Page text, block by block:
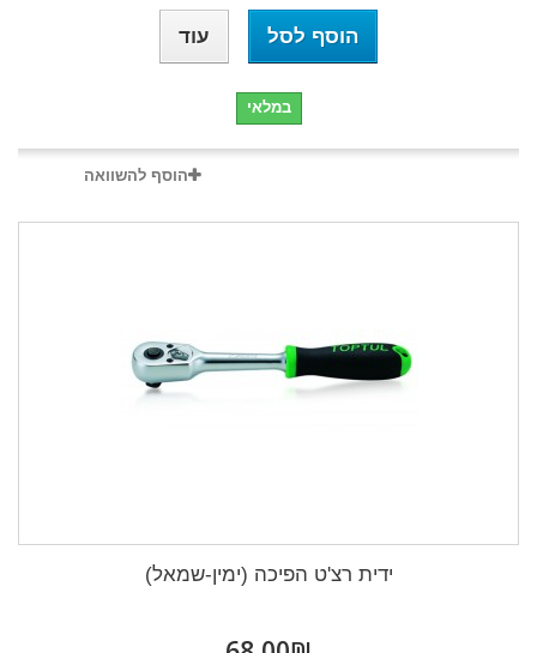
הוסף לסל עוד
במלאי
הוסף להשוואה
ידית רצ'ט הפיכה (ימין-שמאל)